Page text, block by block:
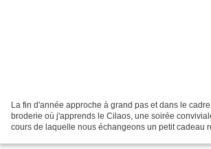
La fin d'année approche à grand pas et dans le
broderie où j'apprends le Cilaos, une soirée
cours de laquelle nous échangeons un petit cadeau